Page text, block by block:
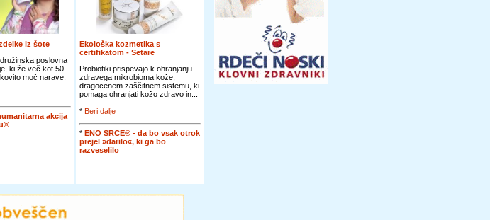
iz šote
poslovna
ki že več kot 50
moč narave.
akcija
Ekološka kozmetika s
certifikatom - Setare
Probiotiki prispevajo k ohranjanju
zdravega mikrobioma kože,
dragocenem zaščitnem sistemu, ki
pomaga ohranjati kožo zdravo in...
* Beri dalje
* ENO SRCE® - da bo vsak otrok
prejel »darilo«, ki ga bo
razveselilo